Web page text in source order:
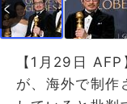
【1月29日
が、海外で制作